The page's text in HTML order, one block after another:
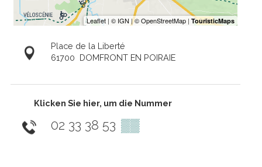
Place de la Liberté
61700
DOMFRONT EN POIRAIE
Klicken Sie hier, um die Nummer
02 33 38 53 ▒▒